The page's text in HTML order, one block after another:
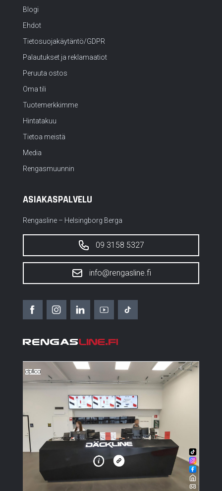
Blogi
Ehdot
Tietosuojakäytäntö/GDPR
Palautukset ja reklamaatiot
Peruuta ostos
Oma tili
Tuotemerkkimme
Hintatakuu
Tietoa meistä
Media
Rengasmuunnin
ASIAKASPALVELU
Rengasline – Helsingborg Berga
09 3158 5327
info@rengasline.fi